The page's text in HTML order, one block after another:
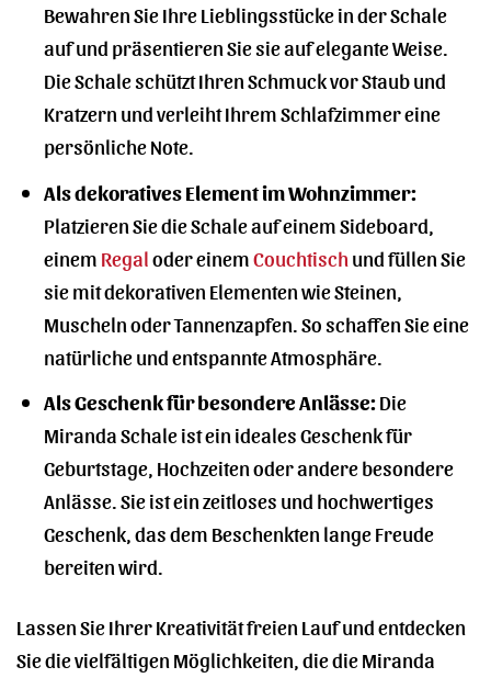
Bewahren Sie Ihre Lieblingsstücke in der Schale
auf und präsentieren Sie sie auf elegante Weise.
Die Schale schützt Ihren Schmuck vor Staub und
Kratzern und verleiht Ihrem Schlafzimmer eine
persönliche Note.
Als dekoratives Element im Wohnzimmer:
Platzieren Sie die Schale auf einem Sideboard,
einem Regaloder einemCouchtisch und füllen Sie
sie mit dekorativen Elementen wie Steinen,
Muscheln oder Tannenzapfen. So schaffen Sie eine
natürliche und entspannte Atmosphäre.
Als Geschenk für besondere Anlässe:Die
Miranda Schale ist ein ideales Geschenk für
Geburtstage, Hochzeiten oder andere besondere
Anlässe. Sie ist ein zeitloses und hochwertiges
Geschenk, das dem Beschenkten lange Freude
bereiten wird.
Lassen Sie Ihrer Kreativität freien Lauf und entdecken
Sie die vielfältigen Möglichkeiten, die die Miranda